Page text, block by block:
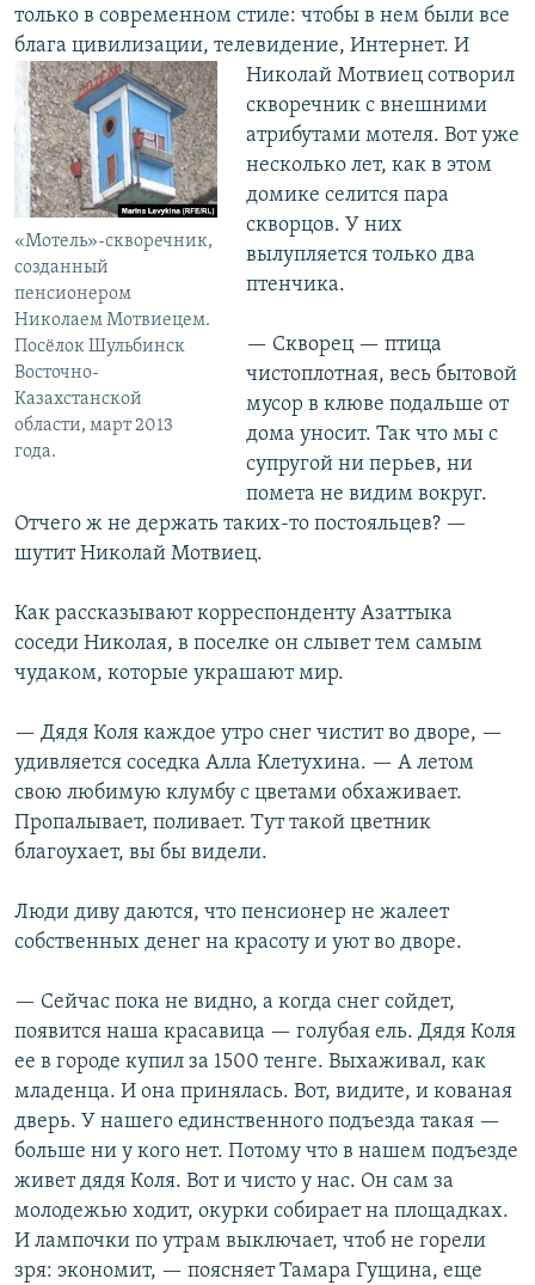
только в современном стиле: чтобы в нем были все
блага цивилизации, телевидение,
«Мотель»-скворечник,
созданный
пенсионером
Николаем Мотвиецем.
Посёлок Шульбинск
Восточно-
Казахстанской
области, март 2013
года.
Интернет. И
Николай Мотвиец сотворил
скворечник с внешними
атрибутами мотеля. Вот уже
несколько лет, как в этом
домике селится пара
скворцов. У них
вылупляется только два
птенчика.
— Скворец — птица
чистоплотная, весь бытовой
мусор в клюве подальше от
дома уносит. Так что мы с
супругой ни перьев, ни
помета не видим вокруг.
Отчего ж не держать таких-то постояльцев? —
шутит Николай Мотвиец.
Как рассказывают корреспонденту Азаттыка
соседи Николая, в поселке он слывет тем самым
чудаком, которые украшают мир.
— Дядя Коля каждое утро снег чистит во дворе, —
удивляется соседка Алла Клетухина. — А летом
свою любимую клумбу с цветами обхаживает.
Пропалывает, поливает. Тут такой цветник
благоухает, вы бы видели.
Люди диву даются, что пенсионер не жалеет
собственных денег на красоту и уют во дворе.
— Сейчас пока не видно, а когда снег сойдет,
появится наша красавица — голубая ель. Дядя Коля
ее в городе купил за 1500 тенге. Выхаживал, как
младенца. И она принялась. Вот, видите, и кованая
дверь. У нашего единственного подъезда такая —
больше ни у кого нет. Потому что в нашем подъезде
живет дядя Коля. Вот и чисто у нас. Он сам за
молодежью ходит, окурки собирает на площадках.
И лампочки по утрам выключает, чтоб не горели
зря: экономит, — поясняет Тамара Гущина, еще